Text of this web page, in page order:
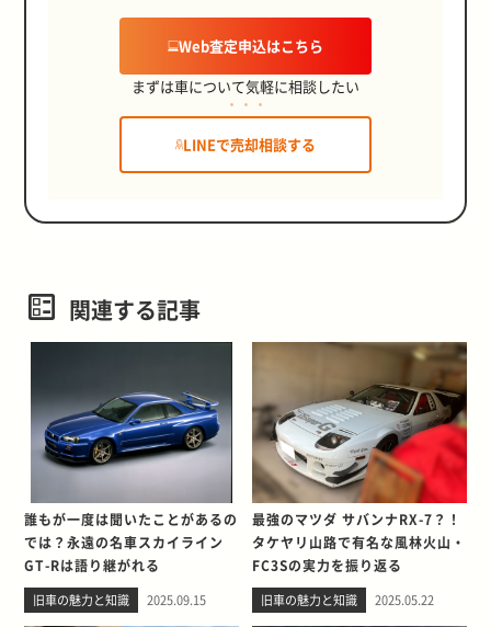
Web査定申込はこちら
まずは車について気軽に相談したい
LINEで売却相談する
関連する記事
誰もが一度は聞いたことがあるの
では？永遠の名車スカイライン
GT-Rは語り継がれる
旧車の魅力と知識 2025.09.15
最強のマツダ サバンナRX-7？！
タケヤリ山路で有名な風林火山・
FC3Sの実力を振り返る
旧車の魅力と知識 2025.05.22